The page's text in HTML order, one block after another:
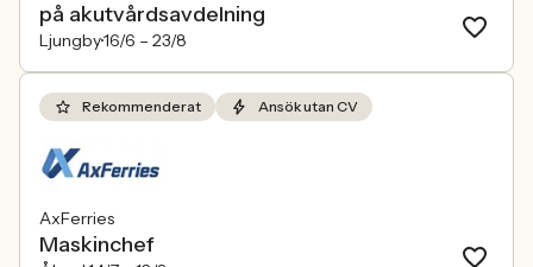
på akutvårdsavdelning
Ljungby16/6 – 23/8
Rekommenderat Ansök utan CV
AxFerries
Maskinchef